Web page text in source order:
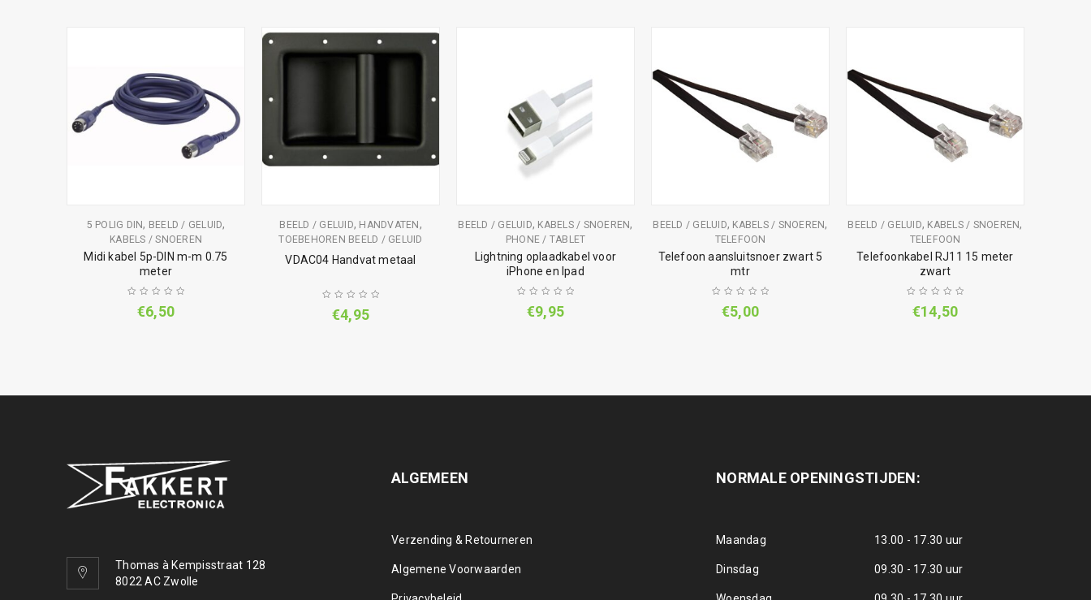
5 POLIG DIN, BEELD / GELUID,
KABELS / SNOEREN
Midi kabel 5p-DIN m-m 0.75
meter
€6,50
BEELD / GELUID, HANDVATEN ,
TOEBEHOREN BEELD / GELUID
VDAC04 Handvat metaal
€4,95
BEELD / GELUID, KABELS / SNOEREN,
PHONE / TABLET
Lightning oplaadkabel voor
iPhone en Ipad
€9,95
BEELD / GELUID, KABELS / SNOEREN,
TELEFOON
Telefoon aansluitsnoer zwart 5
mtr
€5,00
BEELD / GELUID, KABELS / SNOEREN,
TELEFOON
Telefoonkabel RJ11 15 meter
zwart
€14,50
Thomas à Kempisstraat 128
8022 AC Zwolle
ALGEMEEN
Verzending & Retourneren
Algemene Voorwaarden
NORMALE OPENINGSTIJDEN:
Maandag 13.00 - 17.30 uur
Dinsdag 09.30 - 17.30 uur